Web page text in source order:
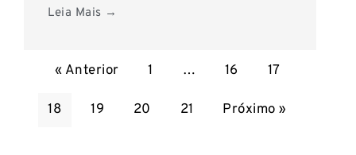
Leia Mais →
« Anterior 1 … 16 17
18 19 20 21 Próximo »